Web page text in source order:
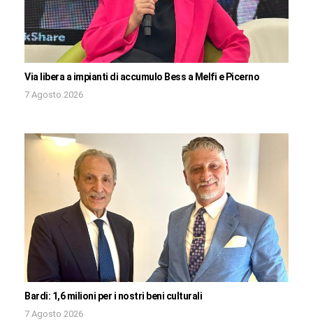
Via libera a impianti di accumulo Bess a Melfi e Picerno
7 Agosto 2026
Bardi: 1,6 milioni per i nostri beni culturali
7 Agosto 2026